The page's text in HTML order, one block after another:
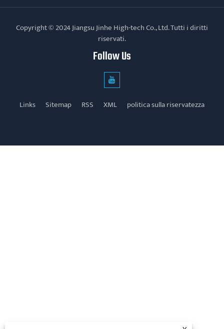
Copyright © 2024 Jiangsu Jinhe High-tech Co., Ltd. Tutti i diritti
riservati.
Follow Us
Links Sitemap RSS XML politica sulla riservatezza